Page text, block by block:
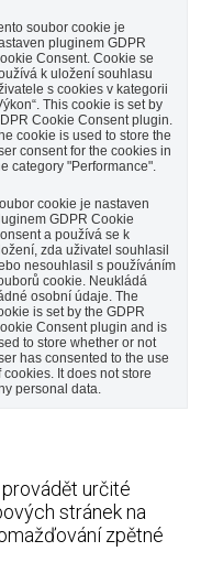
soubor cookie je
pluginem GDPR
Consent. Cookie se
k uložení souhlasu
s cookies v kategorii
This cookie is set by
Cookie Consent plugin.
cookie is used to store the
consent for the cookies in
category "Performance".
cookie je nastaven
GDPR Cookie
a používá se k
zda uživatel souhlasil
nesouhlasil s používáním
cookie. Neukládá
osobní údaje. The
is set by the GDPR
Consent plugin and is
to store whether or not
has consented to the use
cookies. It does not store
personal data.
určité
stránek na
zpětné